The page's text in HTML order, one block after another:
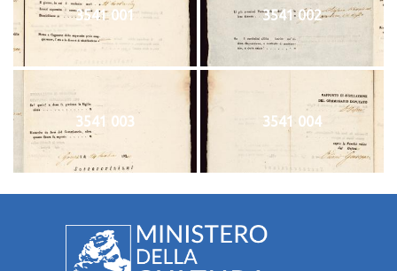
3541 001 3541 002
3541 003 3541 004